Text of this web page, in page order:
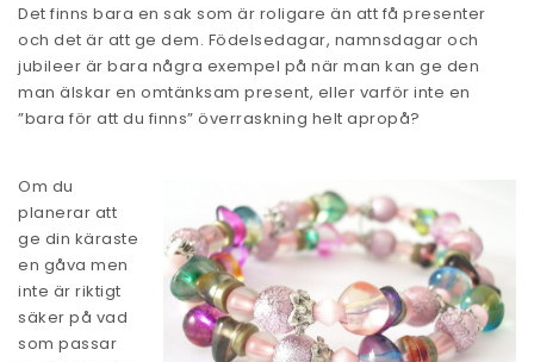
Det finns bara en sak som är roligare än att få presenter
och det är att ge dem. Födelsedagar, namnsdagar och
jubileer är bara några exempel på när man kan ge den
man älskar en omtänksam present, eller varför inte en
”bara för att du finns” överraskning helt apropå?
Om du
planerar att
ge din käraste
en gåva men
inte är riktigt
säker på vad
som passar